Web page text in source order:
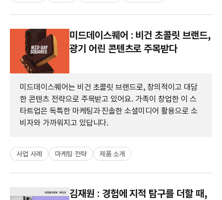
미드데이스퀘어 : 비건 초콜릿 브랜드,
광기 어린 콘텐츠로 주목받다
미드데이스퀘어는 비건 초콜릿 브랜드로, 창의적이고 대담
한 콘텐츠 전략으로 주목받고 있어요. 가족이 창업한 이 스
타트업은 독특한 마케팅과 진솔한 소셜미디어 활용으로 소
비자와 가까워지고 있답니다.
사업 사례 마케팅 전략 제품 소개
김재원 : 경험에 지적 탐구를 더할 때,